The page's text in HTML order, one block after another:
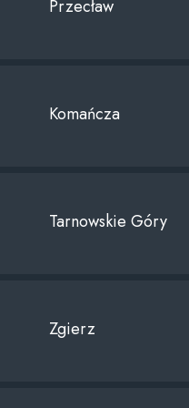
Przecław
Komańcza
Tarnowskie Góry
Zgierz